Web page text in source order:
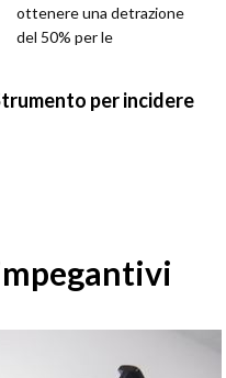
ottenere una detrazione
del 50% per le
per incidere